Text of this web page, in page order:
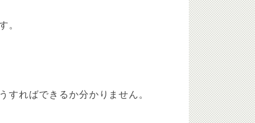
。
すればできるか分かりません。